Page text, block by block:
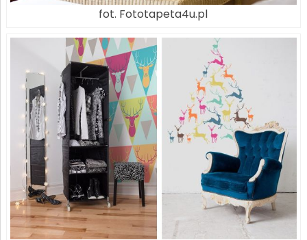
fot. Fototapeta4u.pl